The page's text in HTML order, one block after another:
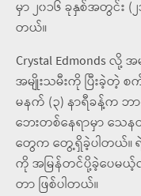
မှာ ၂၀၁၆ ခုနှစ်အတွင်း (
တယ်။
Crystal Edmonds
အမျိုးသမီးကို ပြီးခဲ့တဲ့
မနက် (၃) နာရီခန့်က ဘ
ဘေးတစ်နေရာမှာ သေ
တွေက တွေ့ရှိခဲ့ပါတယ်။ ရဲ
ကို အမြန်တင်ပို့ခဲ့ပေမယ့်
တာ ဖြစ်ပါတယ်။